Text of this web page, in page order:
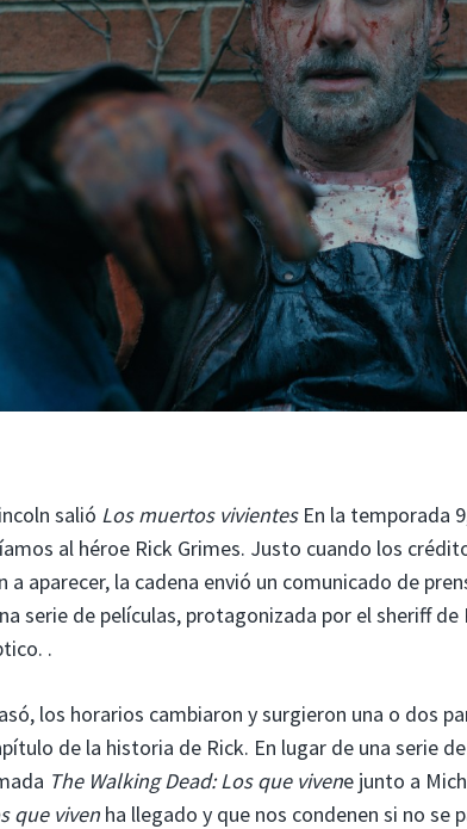
salió Los muertos vivientesEn la temporada
al héroe Rick Grimes. Justo cuando los
a aparecer, la cadena envió un comunicado de
serie de películas, protagonizada por el sheriff
.
los horarios cambiaron y surgieron una o dos
de la historia de Rick. En lugar de una serie
The Walking Dead: Los que vivene junto a
que viven ha llegado y que nos condenen si no se